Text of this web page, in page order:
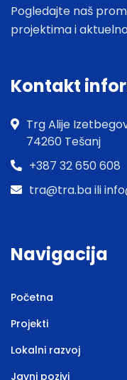
Pogledajte naš
projektima i
Kontakt
Trg Alije
74260 Tešanj
+387 32 650 608
tra@tra.ba ili
Navigacija
Početna
Projekti
Lokalni razvoj
Javni pozivi